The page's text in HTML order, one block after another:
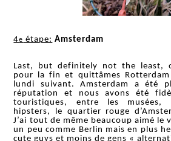
4e étape: Amsterdam
Last, but definitely not the least,
pour la fin et quittâmes
lundi suivant. Amsterdam a été
réputation et nous avons été
touristiques, entre les musées,
hipsters, le quartier rouge
J’ai tout de même beaucoup aimé le
un peu comme Berlin mais en plus
cute guys et moins de gens «